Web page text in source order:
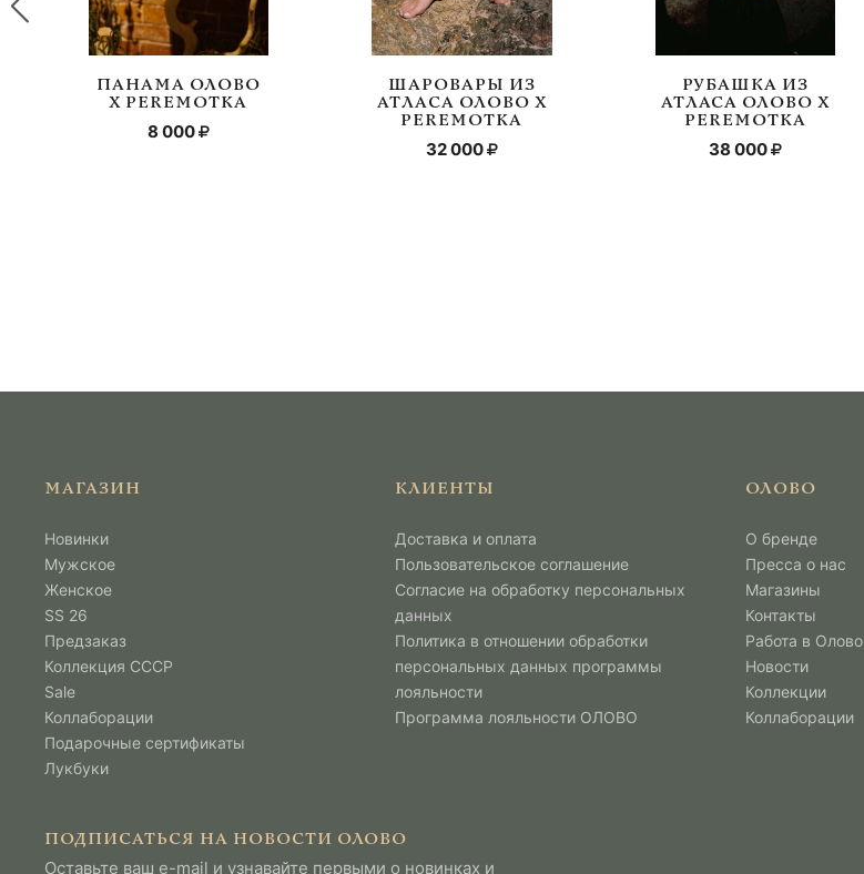
ПАНАМА ОЛОВО
Х PEREMOTKA
8 000
ШАРОВАРЫ ИЗ
АТЛАСА ОЛОВО Х
PEREMOTKA
32 000
РУБАШКА ИЗ
АТЛАСА ОЛОВО Х
PEREMOTKA
38 000
МАГАЗИН
Новинки
Мужcкое
Женское
SS 26
Предзаказ
Коллекция СССР
Sale
Коллаборации
Подарочные сертификаты
Лукбуки
КЛИЕНТЫ
Доставка и оплата
Пользовательское соглашение
Согласие на обработку персональных
данных
Политика в отношении обработки
персональных данных программы
лояльности
Программа лояльности ОЛОВО
ОЛОВО
О бренде
Пресса о нас
Магазины
Контакты
Работа в Олово
Новости
Коллекции
Коллаборации
ПОДПИСАТЬСЯ НА НОВОСТИ ОЛОВО
Оставьте ваш e-mail и узнавайте первыми о новинках и